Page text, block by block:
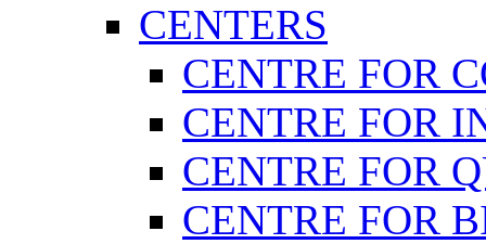
CENTERS
CENTRE FOR
CENTRE FOR
CENTRE FOR
CENTRE FOR